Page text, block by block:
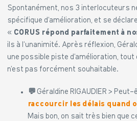
Spontanément, nos 3 interlocuteurs
spécifique d’amélioration, et se
« CORUS répond parfaitement à
ils à l’unanimité. Après réflexion,
une possible piste d’amélioration, tout
n’est pas forcément souhaitable.
💬 Géraldine RIGAUDIER >
raccourcir les délais quand
Mais bon, on sait très bien que